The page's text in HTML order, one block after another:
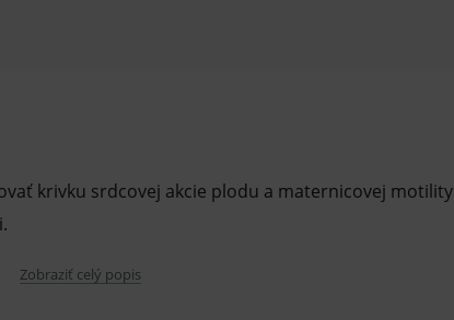
krivku srdcovej akcie plodu a maternicovej motility
Zobraziť celý popis